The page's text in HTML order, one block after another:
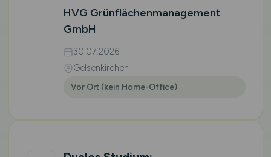
HVG Grünflächenmanagement
GmbH
30.07.2026
Gelsenkirchen
Vor Ort (kein Home-Office)